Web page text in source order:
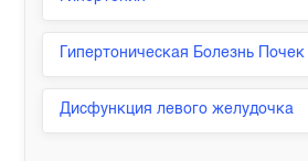
Гипертоническая Болезнь Почек
Дисфункция левого желудочка